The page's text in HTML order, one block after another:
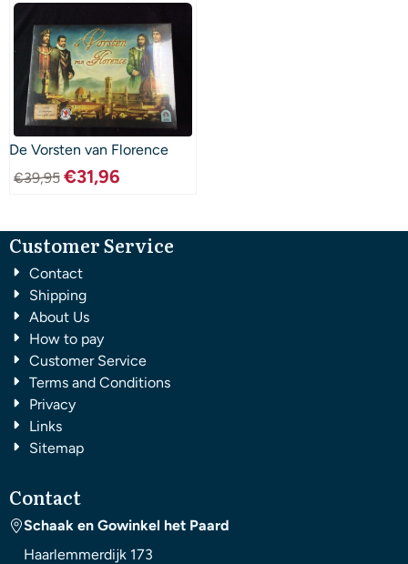
De Vorsten van Florence
€39,95 €31,96
Customer Service
Contact
Shipping
About Us
How to pay
Customer Service
Terms and Conditions
Privacy
Links
Sitemap
Contact
Schaak en Gowinkel het Paard
Haarlemmerdijk 173